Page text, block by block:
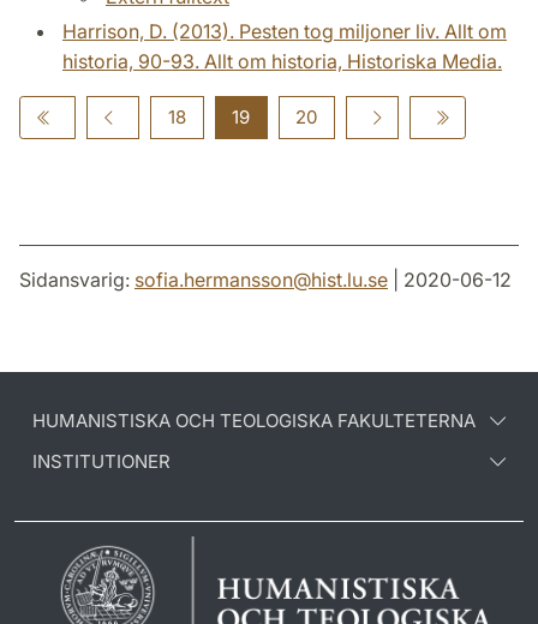
Harrison, D. (2013). Pesten tog miljoner liv. Allt om
historia, 90-93. Allt om historia, Historiska Media.
18 19 20
Sidansvarig: sofia.hermansson@hist.lu.se | 2020-06-12
HUMANISTISKA OCH TEOLOGISKA FAKULTETERNA
INSTITUTIONER